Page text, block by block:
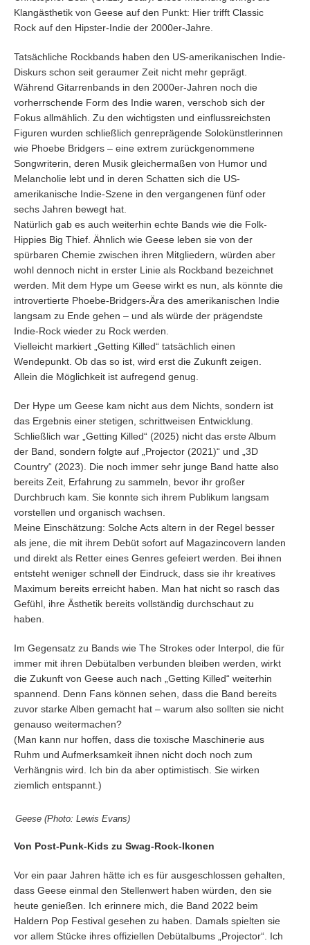
Klangästhetik von Geese auf den Punkt: Hier trifft Classic
Rock auf den Hipster-Indie der 2000er-Jahre.
Tatsächliche Rockbands haben den US-amerikanischen Indie-
Diskurs schon seit geraumer Zeit nicht mehr geprägt.
Während Gitarrenbands in den 2000er-Jahren noch die
vorherrschende Form des Indie waren, verschob sich der
Fokus allmählich. Zu den wichtigsten und einflussreichsten
Figuren wurden schließlich genreprägende Solokünstlerinnen
wie Phoebe Bridgers – eine extrem zurückgenommene
Songwriterin, deren Musik gleichermaßen von Humor und
Melancholie lebt und in deren Schatten sich die US-
amerikanische Indie-Szene in den vergangenen fünf oder
sechs Jahren bewegt hat.
Natürlich gab es auch weiterhin echte Bands wie die Folk-
Hippies Big Thief. Ähnlich wie Geese leben sie von der
spürbaren Chemie zwischen ihren Mitgliedern, würden aber
wohl dennoch nicht in erster Linie als Rockband bezeichnet
werden. Mit dem Hype um Geese wirkt es nun, als könnte die
introvertierte Phoebe-Bridgers-Ära des amerikanischen Indie
langsam zu Ende gehen – und als würde der prägendste
Indie-Rock wieder zu Rock werden.
Vielleicht markiert „Getting Killed“ tatsächlich einen
Wendepunkt. Ob das so ist, wird erst die Zukunft zeigen.
Allein die Möglichkeit ist aufregend genug.
Der Hype um Geese kam nicht aus dem Nichts, sondern ist
das Ergebnis einer stetigen, schrittweisen Entwicklung.
Schließlich war „Getting Killed“ (2025) nicht das erste Album
der Band, sondern folgte auf „Projector (2021)“ und „3D
Country“ (2023). Die noch immer sehr junge Band hatte also
bereits Zeit, Erfahrung zu sammeln, bevor ihr großer
Durchbruch kam. Sie konnte sich ihrem Publikum langsam
vorstellen und organisch wachsen.
Meine Einschätzung: Solche Acts altern in der Regel besser
als jene, die mit ihrem Debüt sofort auf Magazincovern landen
und direkt als Retter eines Genres gefeiert werden. Bei ihnen
entsteht weniger schnell der Eindruck, dass sie ihr kreatives
Maximum bereits erreicht haben. Man hat nicht so rasch das
Gefühl, ihre Ästhetik bereits vollständig durchschaut zu
haben.
Im Gegensatz zu Bands wie The Strokes oder Interpol, die für
immer mit ihren Debütalben verbunden bleiben werden, wirkt
die Zukunft von Geese auch nach „Getting Killed“ weiterhin
spannend. Denn Fans können sehen, dass die Band bereits
zuvor starke Alben gemacht hat – warum also sollten sie nicht
genauso weitermachen?
(Man kann nur hoffen, dass die toxische Maschinerie aus
Ruhm und Aufmerksamkeit ihnen nicht doch noch zum
Verhängnis wird. Ich bin da aber optimistisch. Sie wirken
ziemlich entspannt.)
Geese (Photo: Lewis Evans)
Von Post-Punk-Kids zu Swag-Rock-Ikonen
Vor ein paar Jahren hätte ich es für ausgeschlossen gehalten,
dass Geese einmal den Stellenwert haben würden, den sie
heute genießen. Ich erinnere mich, die Band 2022 beim
Haldern Pop Festival gesehen zu haben. Damals spielten sie
vor allem Stücke ihres offiziellen Debütalbums „Projector“. Ich